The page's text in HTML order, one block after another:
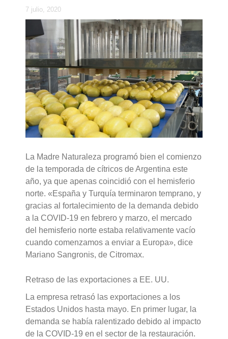
7 julio, 2020
La Madre Naturaleza programó bien el comienzo
de la temporada de cítricos de Argentina este
año, ya que apenas coincidió con el hemisferio
norte. «España y Turquía terminaron temprano, y
gracias al fortalecimiento de la demanda debido
a la COVID-19 en febrero y marzo, el mercado
del hemisferio norte estaba relativamente vacío
cuando comenzamos a enviar a Europa», dice
Mariano Sangronis, de Citromax.
Retraso de las exportaciones a EE. UU.
La empresa retrasó las exportaciones a los
Estados Unidos hasta mayo. En primer lugar, la
demanda se había ralentizado debido al impacto
de la COVID-19 en el sector de la restauración.